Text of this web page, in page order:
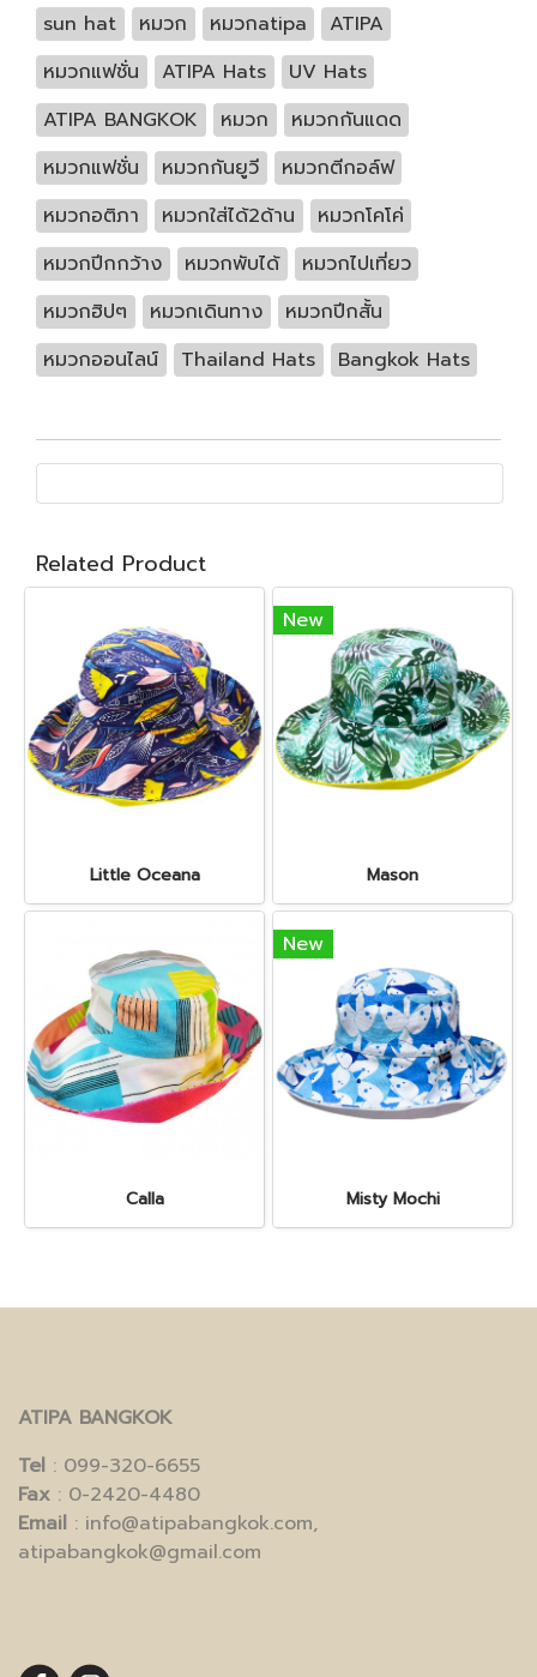
sun hat หมวก หมวกatipa
ATIPA
หมวกแฟชั่น
ATIPA Hats
UV Hats
ATIPA BANGKOK
หมวก
หมวกกันแดด
หมวกแฟชั่น
หมวกกันยูวี
หมวกตีกอล์ฟ
หมวกอติภา
หมวกใส่ได้2ด้าน
หมวกโคโค่
หมวกปีกกว้าง
หมวกพับได้
หมวกไปเที่ยว
หมวกฮิปๆ
หมวกเดินทาง
หมวกปีกสั้น
หมวกออนไลน์
Thailand Hats Bangkok Hats
Related Product
Little Oceana
New
Mason
Calla
New
Misty Mochi
ATIPA BANGKOK
Tel : 099-320-6655
Fax : 0-2420-4480
Email : info@atipabangkok.com,
atipabangkok@gmail.com